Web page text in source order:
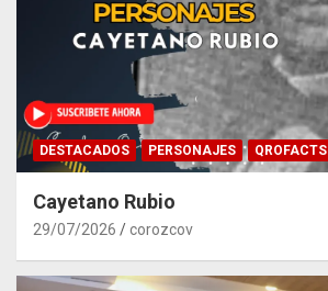
DESTACADOS PERSONAJES QROFACTS
Cayetano Rubio
29/07/2026 corozcov